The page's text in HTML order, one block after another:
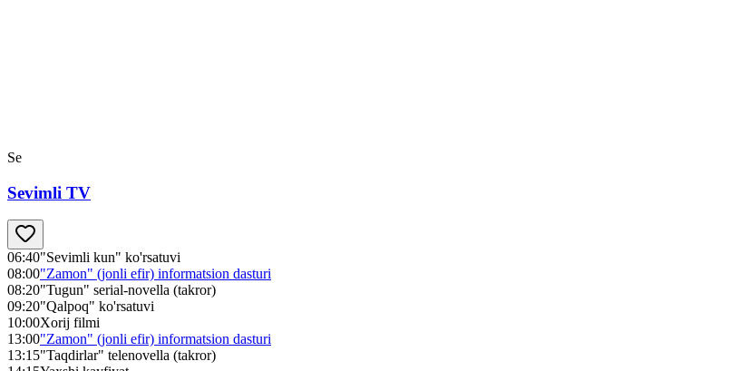
Se
Sevimli TV
06:40"Sevimli kun" ko'rsatuvi
08:00"Zamon" (jonli efir) informatsion dasturi
08:20"Tugun" serial-novella (takror)
09:20"Qalpoq" ko'rsatuvi
10:00Xorij filmi
13:00"Zamon" (jonli efir) informatsion dasturi
13:15"Taqdirlar" telenovella (takror)